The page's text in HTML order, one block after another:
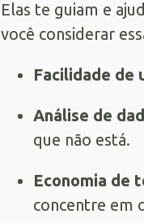
Elas te guiam e
você considerar
Facilidade de
Análise de
que não está.
Economia de
concentre em